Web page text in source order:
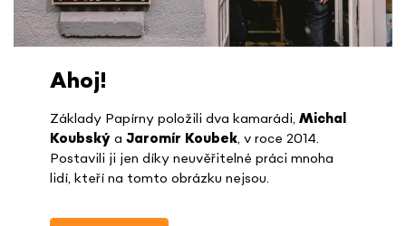
Ahoj!
Základy Papírny položili dva kamarádi, Michal
Koubskýa Jaromír Koubek, v roce 2014.
Postavili ji jen díky neuvěřitelné práci mnoha
lidí, kteří na tomto obrázku nejsou.